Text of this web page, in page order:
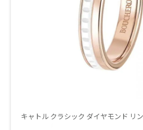
キャトル クラシック ダイヤモンド リ